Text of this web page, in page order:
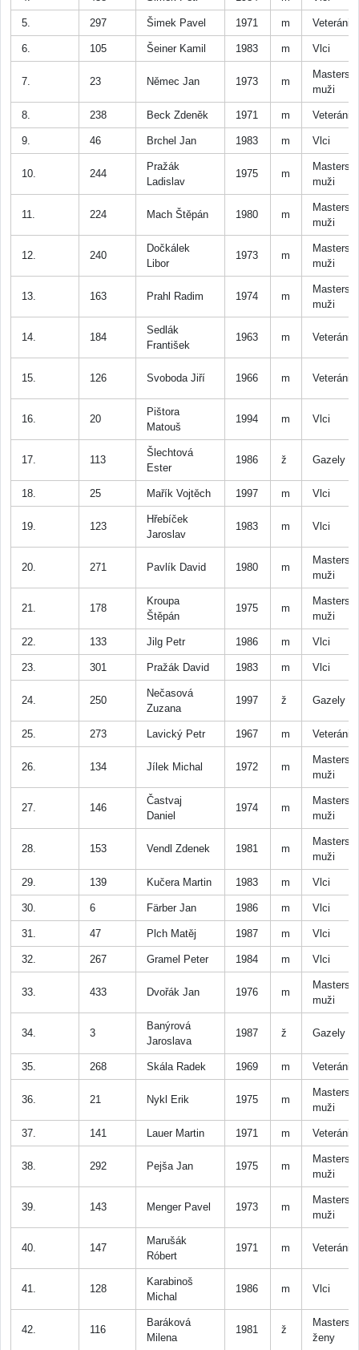
5. 297 Šimek Pavel 1971 m Veteráni
6. 105 Šeiner Kamil 1983 m Vlci
7. 23 Němec Jan 1973 m
Masters
muži
8. 238 Beck Zdeněk 1971 m Veteráni
9. 46 Brchel Jan 1983 m Vlci
10. 244
Pražák
Ladislav
1975 m
Masters
muži
11. 224 Mach Štěpán 1980 m
Masters
muži
12. 240
Dočkálek
Libor
1973 m
Masters
muži
13. 163 Prahl Radim 1974 m
Masters
muži
14. 184
Sedlák
František
1963 m Veteráni
15. 126 Svoboda Jiří 1966 m Veteráni
16. 20
Pištora
Matouš
1994 m Vlci
17. 113
Šlechtová
Ester
1986 ž Gazely
18. 25 Mařík Vojtěch 1997 m Vlci
19. 123
Hřebíček
Jaroslav
1983 m Vlci
20. 271 Pavlík David 1980 m
Masters
muži
21. 178
Kroupa
Štěpán
1975 m
Masters
muži
22. 133 Jilg Petr 1986 m Vlci
23. 301 Pražák David 1983 m Vlci
24. 250
Nečasová
Zuzana
1997 ž Gazely
25. 273 Lavický Petr 1967 m Veteráni
26. 134 Jílek Michal 1972 m
Masters
muži
27. 146
Častvaj
Daniel
1974 m
Masters
muži
28. 153 Vendl Zdenek 1981 m
Masters
muži
29. 139 Kučera Martin 1983 m Vlci
30. 6 Färber Jan 1986 m Vlci
31. 47 Plch Matěj 1987 m Vlci
32. 267 Gramel Peter 1984 m Vlci
33. 433 Dvořák Jan 1976 m
Masters
muži
34. 3
Banýrová
Jaroslava
1987 ž Gazely
35. 268 Skála Radek 1969 m Veteráni
36. 21 Nykl Erik 1975 m
Masters
muži
37. 141 Lauer Martin 1971 m Veteráni
38. 292 Pejša Jan 1975 m
Masters
muži
39. 143 Menger Pavel 1973 m
Masters
muži
40. 147
Marušák
Róbert
1971 m Veteráni
41. 128
Karabinoš
Michal
1986 m Vlci
42. 116
Baráková
Milena
1981 ž
Masters
ženy